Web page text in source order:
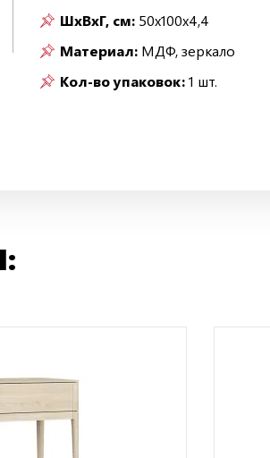
ШxВxГ, см: 50x100x4,4
Материал: МДФ, зеркало
Кол-во упаковок:1 шт.